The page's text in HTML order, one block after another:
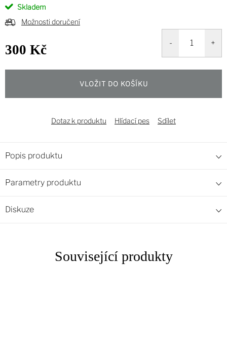
Skladem
Možnosti doručení
300 Kč
VLOŽIT DO KOŠÍKU
Dotaz k produktu Hlídací pes Sdílet
Popis produktu
Parametry produktu
Diskuze
Související produkty